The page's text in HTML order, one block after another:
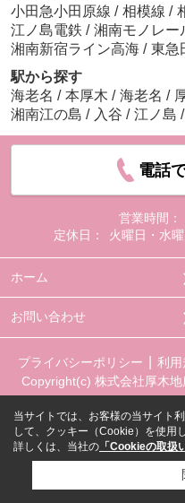
小田急小田原線 / 相模線 /
江ノ島電鉄 / 湘南モノレー
湘南新宿ライン高海 / 東急
駅から探す
海老名 / 本厚木 / 海老名 /
湘南江の島 / 入谷 / 江ノ島 /
電話
営業時間：
定休日：
火曜日・水
ホーム
お問い合わせ
プライバシーポリシー 利用
Copyright(c) 株式会社厚木
当サイトでは、お客様の当サイト
して、クッキー（Cookie）を使用
詳しくは、当社の 「Cookieの取扱